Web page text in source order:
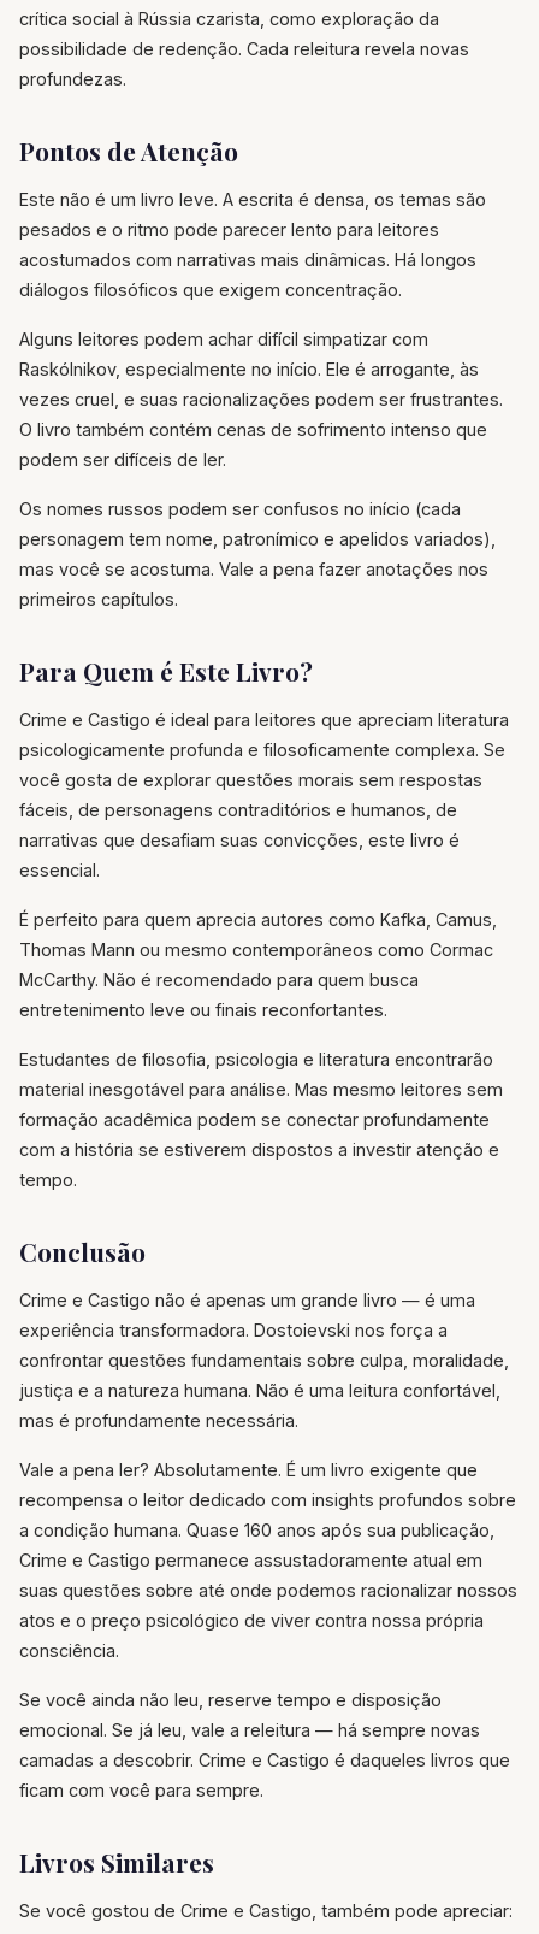
crítica social à Rússia czarista, como exploração da
possibilidade de redenção. Cada releitura revela novas
profundezas.
Pontos de Atenção
Este não é um livro leve. A escrita é densa, os temas são
pesados e o ritmo pode parecer lento para leitores
acostumados com narrativas mais dinâmicas. Há longos
diálogos filosóficos que exigem concentração.
Alguns leitores podem achar difícil simpatizar com
Raskólnikov, especialmente no início. Ele é arrogante, às
vezes cruel, e suas racionalizações podem ser frustrantes.
O livro também contém cenas de sofrimento intenso que
podem ser difíceis de ler.
Os nomes russos podem ser confusos no início (cada
personagem tem nome, patronímico e apelidos variados),
mas você se acostuma. Vale a pena fazer anotações nos
primeiros capítulos.
Para Quem é Este Livro?
Crime e Castigo é ideal para leitores que apreciam literatura
psicologicamente profunda e filosoficamente complexa. Se
você gosta de explorar questões morais sem respostas
fáceis, de personagens contraditórios e humanos, de
narrativas que desafiam suas convicções, este livro é
essencial.
É perfeito para quem aprecia autores como Kafka, Camus,
Thomas Mann ou mesmo contemporâneos como Cormac
McCarthy. Não é recomendado para quem busca
entretenimento leve ou finais reconfortantes.
Estudantes de filosofia, psicologia e literatura encontrarão
material inesgotável para análise. Mas mesmo leitores sem
formação acadêmica podem se conectar profundamente
com a história se estiverem dispostos a investir atenção e
tempo.
Conclusão
Crime e Castigo não é apenas um grande livro — é uma
experiência transformadora. Dostoievski nos força a
confrontar questões fundamentais sobre culpa, moralidade,
justiça e a natureza humana. Não é uma leitura confortável,
mas é profundamente necessária.
Vale a pena ler? Absolutamente. É um livro exigente que
recompensa o leitor dedicado com insights profundos sobre
a condição humana. Quase 160 anos após sua publicação,
Crime e Castigo permanece assustadoramente atual em
suas questões sobre até onde podemos racionalizar nossos
atos e o preço psicológico de viver contra nossa própria
consciência.
Se você ainda não leu, reserve tempo e disposição
emocional. Se já leu, vale a releitura — há sempre novas
camadas a descobrir. Crime e Castigo é daqueles livros que
ficam com você para sempre.
Livros Similares
Se você gostou de Crime e Castigo, também pode apreciar: